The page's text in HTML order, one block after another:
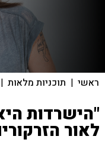
ראשי | תוכניות מלאות |
"הישרדות
לאור